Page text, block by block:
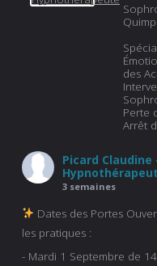
des
Perte
Arrêt
Picard
3 semaines
Dates des Portes
les pratiques :
- Mardi 1 Septembre de